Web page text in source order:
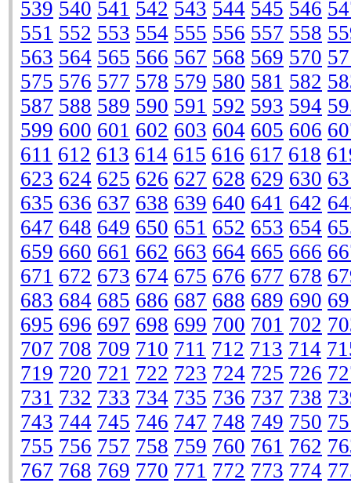
539 540 541 542 543 544 545 546
551 552 553 554 555 556 557 558
563 564 565 566 567 568 569 570
575 576 577 578 579 580 581 582
587 588 589 590 591 592 593 594
599 600 601 602 603 604 605 606
611 612 613 614 615 616 617 618
623 624 625 626 627 628 629 630
635 636 637 638 639 640 641 642
647 648 649 650 651 652 653 654
659 660 661 662 663 664 665 666
671 672 673 674 675 676 677 678
683 684 685 686 687 688 689 690
695 696 697 698 699 700 701 702
707 708 709 710 711 712 713 714
719 720 721 722 723 724 725 726
731 732 733 734 735 736 737 738
743 744 745 746 747 748 749 750
755 756 757 758 759 760 761 762
767 768 769 770 771 772 773 774